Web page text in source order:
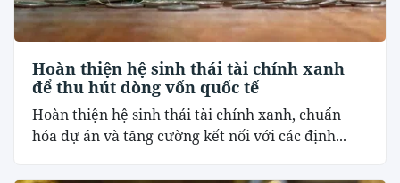
Hoàn thiện hệ sinh thái tài chính xanh
để thu hút dòng vốn quốc tế
Hoàn thiện hệ sinh thái tài chính xanh, chuẩn
hóa dự án và tăng cường kết nối với các định...